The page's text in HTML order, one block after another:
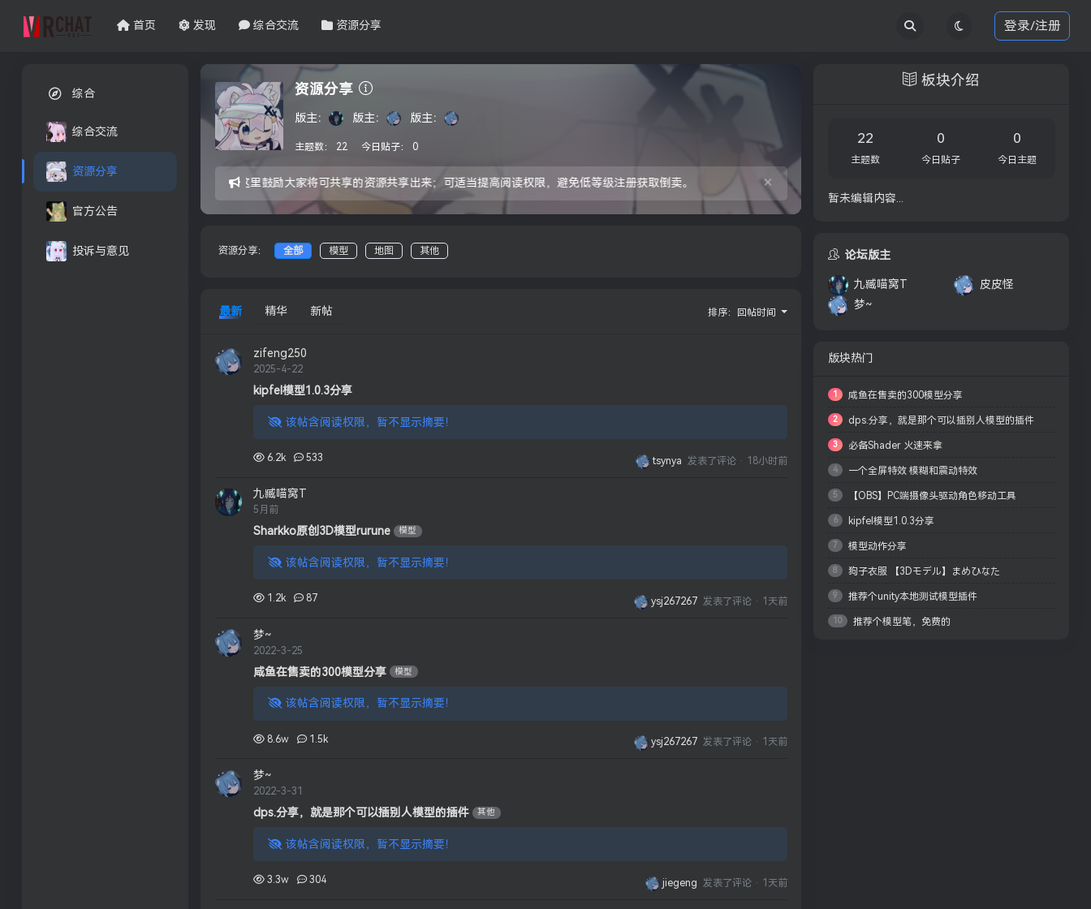
首页 发现 综合交流 资源分享 登录/注册
综合
综合交流
资源分享
官方公告
投诉与意见
资源分享
版主： 版主： 版主：
主题数： 22 今日贴子： 0
模型地图分享纯属自愿，这里鼓励大家将可共享的资源共享出来；可适当提高阅读权限，避免低等级注册获取倒卖。 ×
资源分享： 全部 模型 地图 其他
最新 精华 新帖 排序： 回帖时间
zifeng250
2025-4-22
kipfel模型1.0.3分享
该帖含阅读权限，暂不显示摘要！
6.2k 533 tsynya 发表了评论 · 18小时前
九臧喵窝T
5月前
Sharkko原创3D模型rurune 模型
该帖含阅读权限，暂不显示摘要！
1.2k 87 ysj267267 发表了评论 · 1天前
梦~
2022-3-25
咸鱼在售卖的300模型分享 模型
该帖含阅读权限，暂不显示摘要！
8.6w 1.5k ysj267267 发表了评论 · 1天前
梦~
2022-3-31
dps.分享，就是那个可以插别人模型的插件 其他
该帖含阅读权限，暂不显示摘要！
3.3w 304 jiegeng 发表了评论 · 1天前
板块介绍
22
主题数
0
今日贴子
0
今日主题
暂未编辑内容...
论坛版主
九臧喵窝T
皮皮怪
梦~
版块热门
1 咸鱼在售卖的300模型分享
2 dps.分享，就是那个可以插别人模型的插件
3 必备Shader 火速来拿
4 一个全屏特效 模糊和震动特效
5 【OBS】PC端摄像头驱动角色移动工具
VRChat-Motion OSC
6 kipfel模型1.0.3分享
7 模型动作分享
8 狗子衣服 【3Dモデル】まめひなた
(mamehinata) - Loose-fit Clothes
9 推荐个unity本地测试模型插件
10 推荐个模型笔，免费的